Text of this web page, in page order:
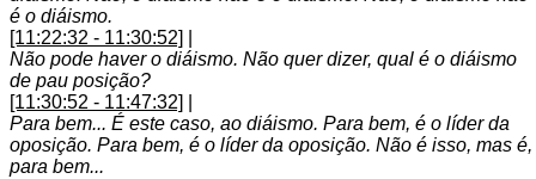
é o diáismo.
[11:22:32 - 11:30:52]
Não pode haver o diáismo. Não quer dizer, qual é o diáismo
de pau posição?
[11:30:52 - 11:47:32]
Para bem... É este caso, ao diáismo. Para bem, é o líder da
oposição. Para bem, é o líder da oposição. Não é isso, mas é,
para bem...